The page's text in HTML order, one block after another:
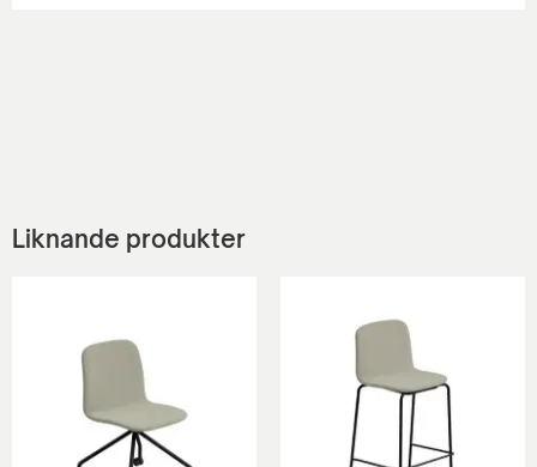
Liknande produkter